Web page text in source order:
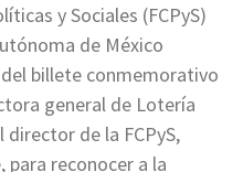
y Sociales (FCPyS)
de México
billete conmemorativo
general de Lotería
director de la FCPyS,
para reconocer a la